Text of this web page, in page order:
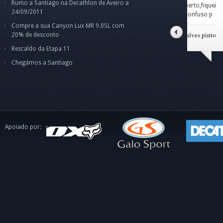
Rumo a Santiago na Decathlon de Aveiro a
24/09/2011
Compre a sua Canyon Lux MR 9.0SL com
20% de desconto
Rescaldo da Etapa 11
Chegámos a Santiago
Amigo Norberto,fiquei
tito alves pinto
Apoiado por: